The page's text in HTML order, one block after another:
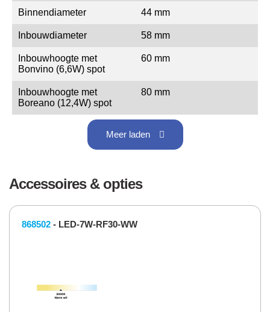
Binnendiameter 44 mm
Inbouwdiameter 58 mm
Inbouwhoogte met
Bonvino (6,6W) spot
60 mm
Inbouwhoogte met
Boreano (12,4W) spot
80 mm
Meer laden
Accessoires & opties
868502 - LED-7W-RF30-WW